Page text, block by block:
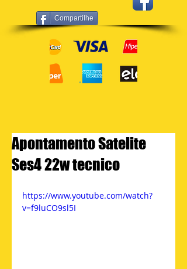
Compartilhe
Apontamento Satelite
Ses4 22w tecnico
https://www.youtube.com/watch?
v=f9luCO9sl5I